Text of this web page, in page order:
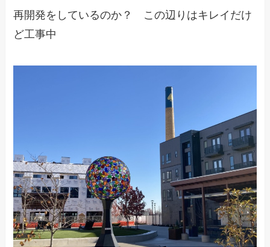
再開発をしているのか？ この辺りはキレイだけ
ど工事中